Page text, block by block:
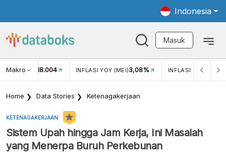
Indonesia
Masuk
Makro
USD/IDR 18.004 INFLASI YOY (MEI)3,08% INFLASI MOM (MEI)
Home Data Stories Ketenagakerjaan
KETENAGAKERJAAN
Sistem Upah hingga Jam Kerja, Ini Masalah
yang Menerpa Buruh Perkebunan